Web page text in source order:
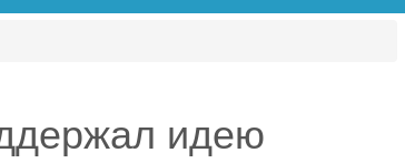
идею